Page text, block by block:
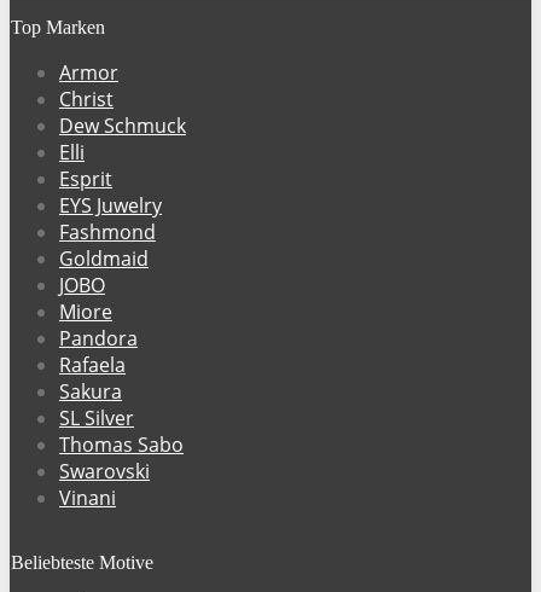
Top Marken
Armor
Christ
Dew Schmuck
Elli
Esprit
EYS Juwelry
Fashmond
Goldmaid
JOBO
Miore
Pandora
Rafaela
Sakura
SL Silver
Thomas Sabo
Swarovski
Vinani
Beliebteste Motive